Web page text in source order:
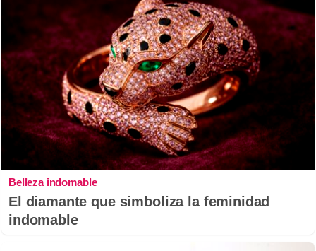
Belleza indomable
El diamante que simboliza la feminidad
indomable